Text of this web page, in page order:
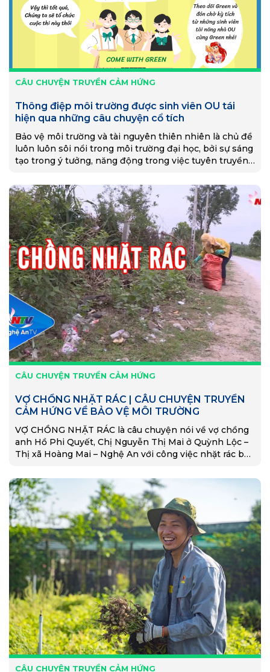
CÂU CHUYỆN TRUYỀN CẢM HỨNG
Thông điệp môi trường được sinh viên OU tái
hiện qua những câu chuyện cổ tích
Bảo vệ môi trường và tài nguyên thiên nhiên là chủ đề
luôn luôn sôi nổi trong môi trường đại học, bởi sự sáng
tạo trong ý tưởng, năng động trong việc tuyên truyền
qua, sinh viên OU đã tái hiện sinh động những câu
chuyện cổ tích, thông qua đó truyền tải những thông
điệp bảo vệ nguồn nước và bảo vệ môi trường biển, đại
dương.
CÂU CHUYỆN TRUYỀN CẢM HỨNG
VỢ CHỒNG NHẶT RÁC | CÂU CHUYỆN TRUYỀN
CẢM HỨNG VỀ BẢO VỆ MÔI TRƯỜNG
VỢ CHỒNG NHẶT RÁC là câu chuyện nói về vợ chồng
anh Hồ Phi Quyết, Chị Nguyễn Thị Mai ở Quỳnh Lộc –
Thị xã Hoàng Mai – Nghệ An với công việc nhặt rác bảo
nhiều bạn trẻ ở Thị xã Hoàng Mai cùng nhau bảo vệ
môi trường.
CÂU CHUYỆN TRUYỀN CẢM HỨNG